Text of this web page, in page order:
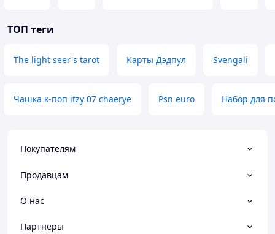
ТОП теги
The light seer's tarot Карты Дэдпул Svengali
Чашка к-поп itzy 07 chaerye Psn euro Набор для
Покупателям
Продавцам
О нас
Партнеры